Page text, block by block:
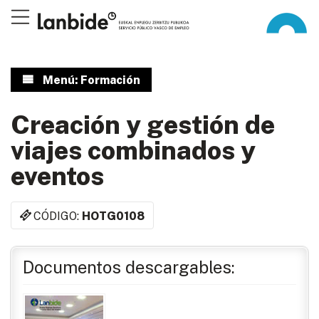
Menú: Formación
Creación y gestión de
viajes combinados y
eventos
CÓDIGO: HOTG0108
Documentos descargables: